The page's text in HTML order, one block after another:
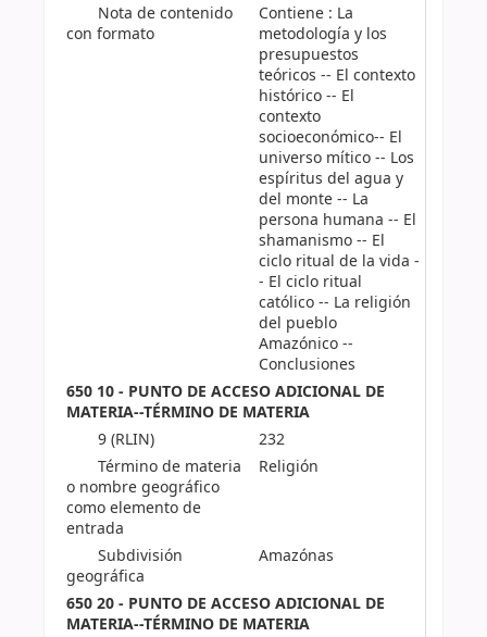
Nota de contenido
con formato
Contiene : La
metodología y los
presupuestos
teóricos -- El contexto
histórico -- El
contexto
socioeconómico-- El
universo mítico -- Los
espíritus del agua y
del monte -- La
persona humana -- El
shamanismo -- El
ciclo ritual de la vida -
- El ciclo ritual
católico -- La religión
del pueblo
Amazónico --
Conclusiones
650 10 - PUNTO DE ACCESO ADICIONAL DE
MATERIA--TÉRMINO DE MATERIA
9 (RLIN)
232
Término de materia
o nombre geográfico
como elemento de
entrada
Religión
Subdivisión
geográfica
Amazónas
650 20 - PUNTO DE ACCESO ADICIONAL DE
MATERIA--TÉRMINO DE MATERIA